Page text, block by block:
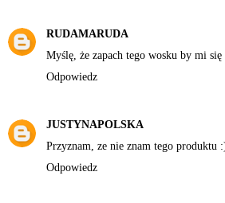
RUDAMARUDA
Myślę, że zapach tego wosku by mi się
Odpowiedz
JUSTYNAPOLSKA
Przyznam, ze nie znam tego produktu
Odpowiedz